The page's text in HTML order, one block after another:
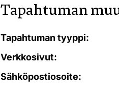
Tapahtuman
Tapahtuman tyyppi:
Verkkosivut:
Sähköpostiosoite: